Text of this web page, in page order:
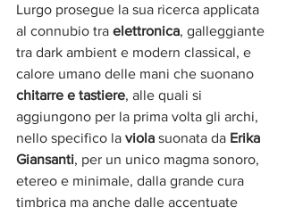
Lurgo prosegue la sua ricerca applicata
al connubio tra elettronica, galleggiante
tra dark ambient e modern classical, e
calore umano delle mani che suonano
chitarre e tastiere, alle quali si
aggiungono per la prima volta gli archi,
nello specifico la viola suonata da Erika
Giansanti, per un unico magma sonoro,
etereo e minimale, dalla grande cura
timbrica ma anche dalle accentuate